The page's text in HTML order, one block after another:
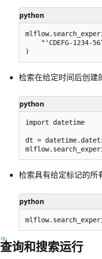
python
"'CDEFG-1234-
检索在给定时间后创建
python
import datetime
dt =
检索具有给定标记的所
python
查询和搜索运行